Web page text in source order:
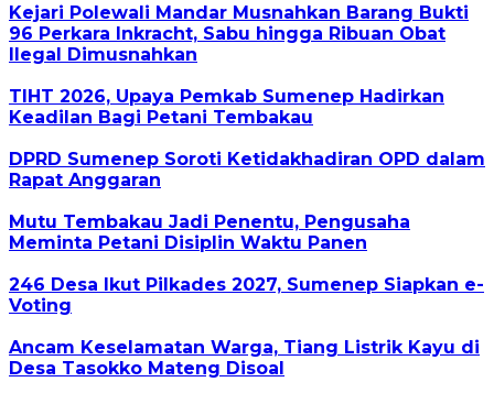
Kejari Polewali Mandar Musnahkan Barang Bukti
96 Perkara Inkracht, Sabu hingga Ribuan Obat
Ilegal Dimusnahkan
TIHT 2026, Upaya Pemkab Sumenep Hadirkan
Keadilan Bagi Petani Tembakau
DPRD Sumenep Soroti Ketidakhadiran OPD dalam
Rapat Anggaran
Mutu Tembakau Jadi Penentu, Pengusaha
Meminta Petani Disiplin Waktu Panen
246 Desa Ikut Pilkades 2027, Sumenep Siapkan e-
Voting
Ancam Keselamatan Warga, Tiang Listrik Kayu di
Desa Tasokko Mateng Disoal